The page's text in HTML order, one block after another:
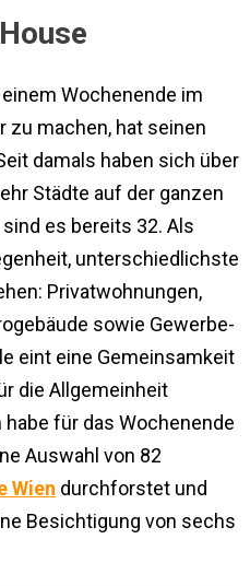
Wochenende im
zu machen, hat seinen
damals haben sich über
Städte auf der ganzen
es bereits 32. Als
unterschiedlichste
Privatwohnungen,
sowie Gewerbe-
eint eine Gemeinsamkeit
die Allgemeinheit
für das Wochenende
Auswahl von 82
Wien durchforstet und
Besichtigung von sechs